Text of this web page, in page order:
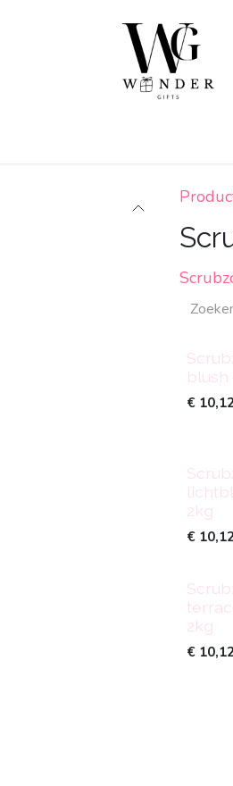
blush
€
2kg
€
2kg
€